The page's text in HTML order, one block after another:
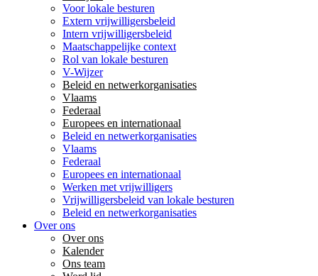
Voor lokale besturen
Extern vrijwilligersbeleid
Intern vrijwilligersbeleid
Maatschappelijke context
Rol van lokale besturen
V-Wijzer
Beleid en netwerkorganisaties
Vlaams
Federaal
Europees en internationaal
Beleid en netwerkorganisaties
Vlaams
Federaal
Europees en internationaal
Werken met vrijwilligers
Vrijwilligersbeleid van lokale besturen
Beleid en netwerkorganisaties
Over ons
Over ons
Kalender
Ons team